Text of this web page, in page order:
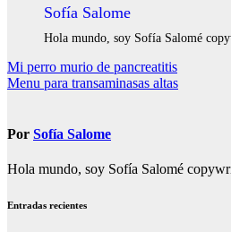
Sofía Salome
Hola mundo, soy Sofía Salomé
Navegación
de
Mi perro murio de pancreatitis
Menu para transaminasas altas
Por Sofía Salome
Hola mundo, soy Sofía Salomé
Entradas recientes